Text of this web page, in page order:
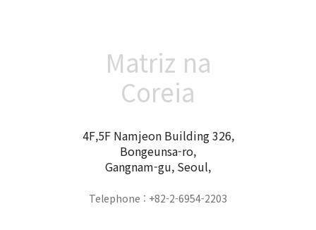
Matriz na
Coreia
4F,5F Namjeon Building 326,
Bongeunsa-ro,
Gangnam-gu, Seoul,
Telephone : +82-2-6954-2203